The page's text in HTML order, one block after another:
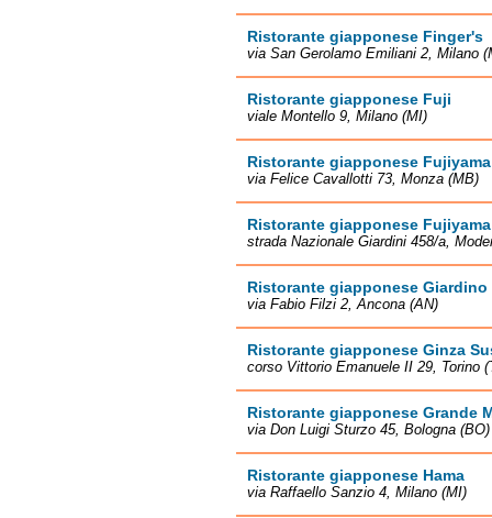
Ristorante giapponese Finger's
via San Gerolamo Emiliani 2, Milano
Ristorante giapponese Fuji
viale Montello 9, Milano (MI)
Ristorante giapponese Fujiyama
via Felice Cavallotti 73, Monza (MB)
Ristorante giapponese Fujiyama
strada Nazionale Giardini 458/a,
Ristorante giapponese Giardino
via Fabio Filzi 2, Ancona (AN)
Ristorante giapponese Ginza
corso Vittorio Emanuele II 29, Torino
Ristorante giapponese Grande
via Don Luigi Sturzo 45, Bologna (BO)
Ristorante giapponese Hama
via Raffaello Sanzio 4, Milano (MI)